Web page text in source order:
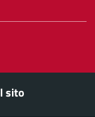
sito